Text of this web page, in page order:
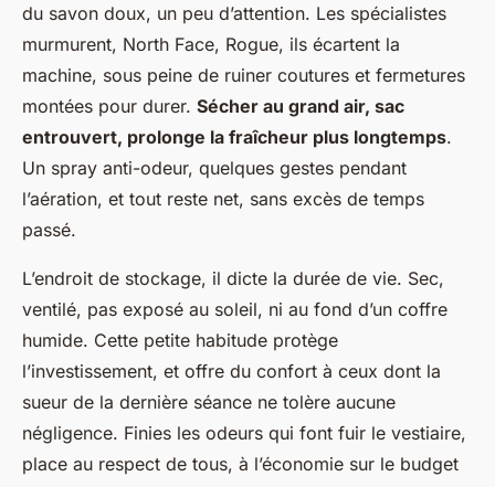
du savon doux, un peu d’attention. Les spécialistes
murmurent, North Face, Rogue, ils écartent la
machine, sous peine de ruiner coutures et fermetures
montées pour durer. Sécher au grand air, sac
entrouvert, prolonge la fraîcheur plus longtemps.
Un spray anti-odeur, quelques gestes pendant
l’aération, et tout reste net, sans excès de temps
passé.
L’endroit de stockage, il dicte la durée de vie. Sec,
ventilé, pas exposé au soleil, ni au fond d’un coffre
humide. Cette petite habitude protège
l’investissement, et offre du confort à ceux dont la
sueur de la dernière séance ne tolère aucune
négligence. Finies les odeurs qui font fuir le vestiaire,
place au respect de tous, à l’économie sur le budget